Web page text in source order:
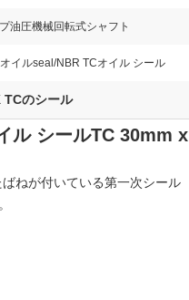
油圧機械回転式シャフト
イルseal/NBR TCオイル シール
TCのシール
ル シールTC 30mm x
ねが付いている第一次シール